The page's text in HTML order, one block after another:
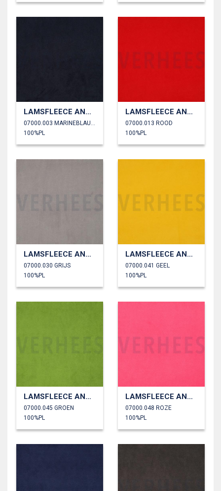
LAMSFLEECE ANTI PILLING
07000.003 MARINEBLAUW
100%PL
LAMSFLEECE ANTI PILLING
07000.013 ROOD
100%PL
LAMSFLEECE ANTI PILLING
07000.030 GRIJS
100%PL
LAMSFLEECE ANTI PILLING
07000.041 GEEL
100%PL
LAMSFLEECE ANTI PILLING
07000.045 GROEN
100%PL
LAMSFLEECE ANTI PILLING
07000.048 ROZE
100%PL